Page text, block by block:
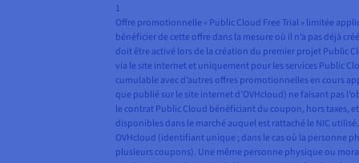
1
Offre promotionnelle « Public Cloud Free Trial » limitée
bénéficier de cette offre dans la mesure où il n’a pas déjà
doit être activé lors de la création du premier projet Public
via le site internet et uniquement pour les services Public
cumulable avec d’autres offres promotionnelles en cours
que publié sur le site internet d’OVHcloud) ne faisant pas
le contrat Public Cloud bénéficiant du coupon, hors taxes,
disponibles dans le marché auquel est rattaché le NIC
OVHcloud (identifiant unique ; dans le cas où la personne
plusieurs coupons). Une même personne physique ou